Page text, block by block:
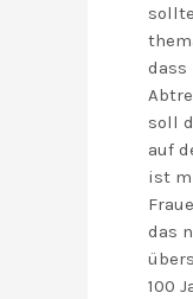
dass
soll
auf
ist
das
100